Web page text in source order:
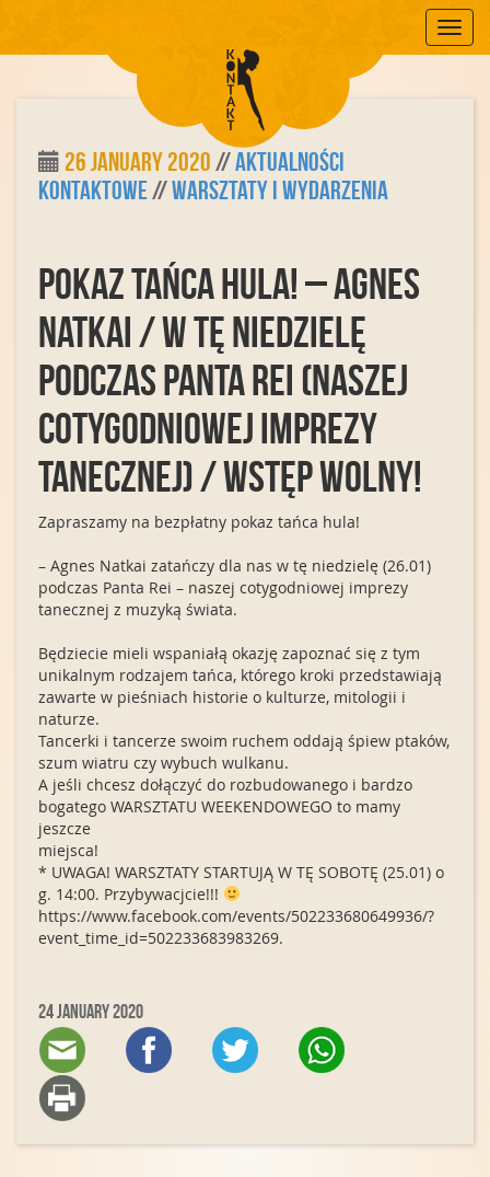
Mobile
26 January 2020//Aktualności
Kontaktowe//Warsztaty i Wydarzenia
POKAZ TAŃCA HULA! – Agnes
Natkai / w tę niedzielę
podczas Panta Rei (naszej
cotygodniowej imprezy
tanecznej) / WSTĘP WOLNY!
Zapraszamy na bezpłatny pokaz tańca hula!
– Agnes Natkai zatańczy dla nas w tę niedzielę (26.01)
podczas Panta Rei – naszej cotygodniowej imprezy
tanecznej z muzyką świata.
Będziecie mieli wspaniałą okazję zapoznać się z tym
unikalnym rodzajem tańca, którego kroki przedstawiają
zawarte w pieśniach historie o kulturze, mitologii i
naturze.
Tancerki i tancerze swoim ruchem oddają śpiew ptaków,
szum wiatru czy wybuch wulkanu.
A jeśli chcesz dołączyć do rozbudowanego i bardzo
bogatego WARSZTATU WEEKENDOWEGO to mamy
jeszcze
miejsca!
* UWAGA! WARSZTATY STARTUJĄ W TĘ SOBOTĘ (25.01) o
g. 14:00. Przybywacjcie!!!
https://www.facebook.com/events/502233680649936/?
event_time_id=502233683983269.
24 January 2020